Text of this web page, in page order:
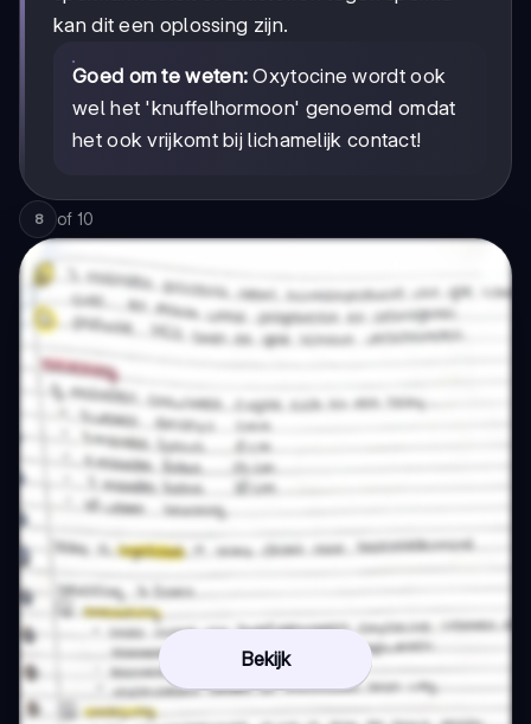
kan dit een oplossing zijn.
Goed om te weten: Oxytocine wordt ook
wel het 'knuffelhormoon' genoemd omdat
het ook vrijkomt bij lichamelijk contact!
8 of 10
Bekijk